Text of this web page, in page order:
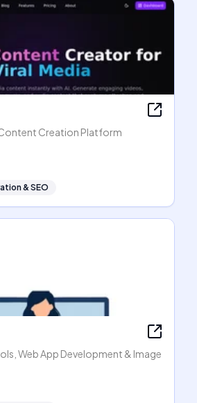
Creation Platform
& SEO
Web App Development & Image